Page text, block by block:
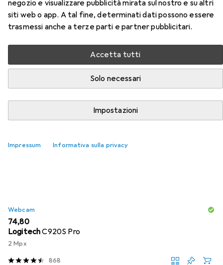
negozio e visualizzare pubblicità mirata sul nostro e su altri
siti web o app. A tal fine, determinati dati possono essere
trasmessi anche a terze parti e partner pubblicitari.
Accetta tutti
Solo necessari
Impostazioni
Impressum Informativa sulla privacy
Accessori per Jabra Engage 50
Qui trovi accessori adatti per il prodotto Jabra Engage 50
Mono NC delle categorie Webcam, Mouse e Accessori
Popolare Webcam Mouse Accessori Per Headset
Rilevanza
Webcam
EUR
74,80
LogitechC920S Pro
2 Mpx
868